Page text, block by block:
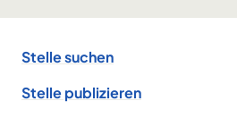
Stelle suchen
Stelle publizieren